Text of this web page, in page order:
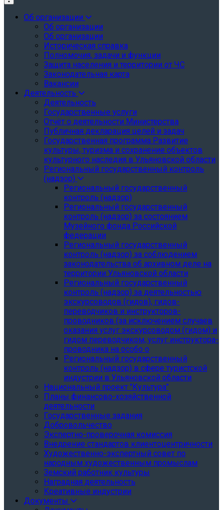
Об организации
Об организации
Об организации
Историческая справка
Полномочия, задачи и функции
Защита населения и территории от ЧС
Законодательная карта
Вакансии
Деятельность
Деятельность
Государственные услуги
Отчёт о деятельности Министерства
Публичная декларация целей и задач
Государственная программа Развитие
культуры, туризма и сохранение объектов
культурного наследия в Ульяновской области
Региональный государственный контроль
(надзор)
Региональный государственный
контроль (надзор)
Региональный государственный
контроль (надзор) за состоянием
Музейного фонда Российской
федерации
Региональный государственный
контроль (надзор) за соблюдением
законодательства об архивном деле на
территории Ульяновской области
Региональный государственный
контроль (надзор) за деятельностью
экскурсоводов (гидов), гидов-
переводчиков и инструкторов-
проводников (за исключением случаев
оказания услуг экскурсоводом (гидом) и
гидом переводчиком, услуг инструктора-
проводника на особо о
Региональный государственный
контроль (надзор) в сфере туристской
индустрии в Ульяновской области
Национальный проект "Культура"
Планы финансово-хозяйственной
деятельности
Государственные задания
Добровольчество
Экспертно-проверочная комиссия
Внедрение стандартов клиентоцентричности
Художественно-экспертный совет по
народным художественным промыслам
Земский работник культуры
Наградная деятельность
Креативные индустрии
Документы